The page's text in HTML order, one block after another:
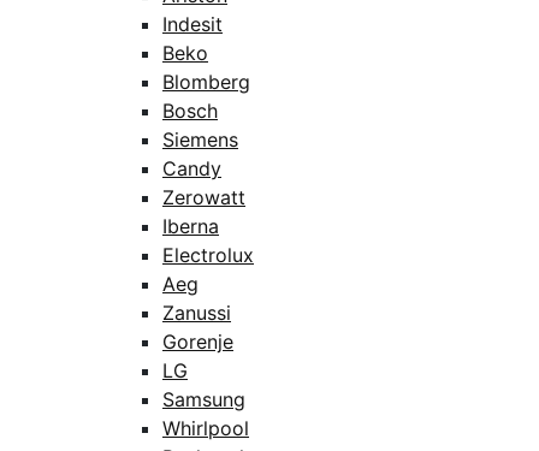
Indesit
Beko
Blomberg
Bosch
Siemens
Candy
Zerowatt
Iberna
Electrolux
Aeg
Zanussi
Gorenje
LG
Samsung
Whirlpool